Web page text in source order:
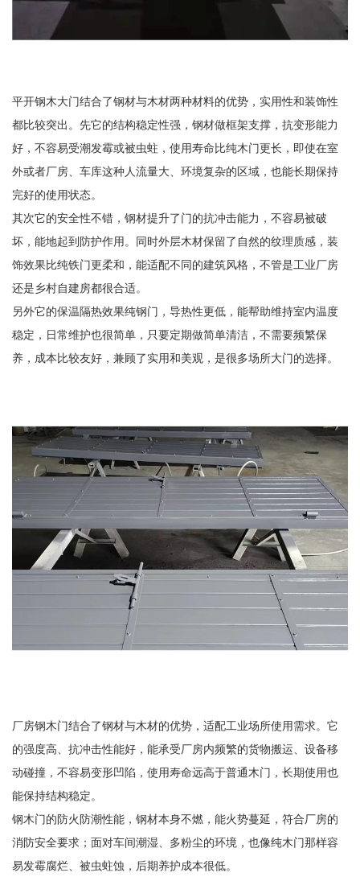
平开钢木大门结合了钢材与木材两种材料的优势，实用性和装饰性
都比较突出。先它的结构稳定性强，钢材做框架支撑，抗变形能力
好，不容易受潮发霉或被虫蛀，使用寿命比纯木门更长，即使在室
外或者厂房、车库这种人流量大、环境复杂的区域，也能长期保持
完好的使用状态。
其次它的安全性不错，钢材提升了门的抗冲击能力，不容易被破
坏，能地起到防护作用。同时外层木材保留了自然的纹理质感，装
饰效果比纯铁门更柔和，能适配不同的建筑风格，不管是工业厂房
还是乡村自建房都很合适。
另外它的保温隔热效果纯钢门，导热性更低，能帮助维持室内温度
稳定，日常维护也很简单，只要定期做简单清洁，不需要频繁保
养，成本比较友好，兼顾了实用和美观，是很多场所大门的选择。
厂房钢木门结合了钢材与木材的优势，适配工业场所使用需求。它
的强度高、抗冲击性能好，能承受厂房内频繁的货物搬运、设备移
动碰撞，不容易变形凹陷，使用寿命远高于普通木门，长期使用也
能保持结构稳定。
钢木门的防火防潮性能，钢材本身不燃，能火势蔓延，符合厂房的
消防安全要求；面对车间潮湿、多粉尘的环境，也像纯木门那样容
易发霉腐烂、被虫蛀蚀，后期养护成本很低。